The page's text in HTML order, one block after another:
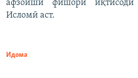
афзоиши фишори
Исломӣ аст.
Идома